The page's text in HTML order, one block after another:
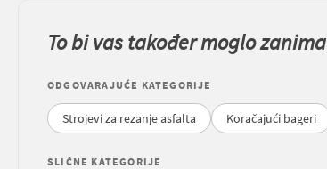
To bi vas također moglo
ODGOVARAJUĆE KATEGORIJE
Strojevi za rezanje asfalta Koračajući bageri
SLIČNE KATEGORIJE